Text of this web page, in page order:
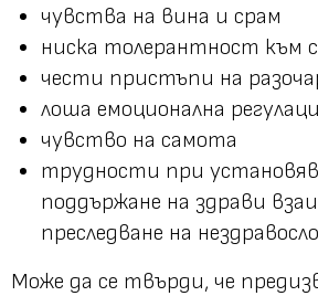
чувства на вина и срам
ниска толерантност към
чести пристъпи на
лоша емоционална
чувство на самота
трудности при
поддържане на здрави
преследване на
Може да се твърди, че